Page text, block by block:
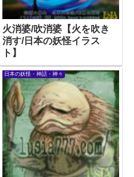
火消婆/吹消婆【火を吹き
消す/日本の妖怪イラス
ト】
日本の妖怪・神話・神々